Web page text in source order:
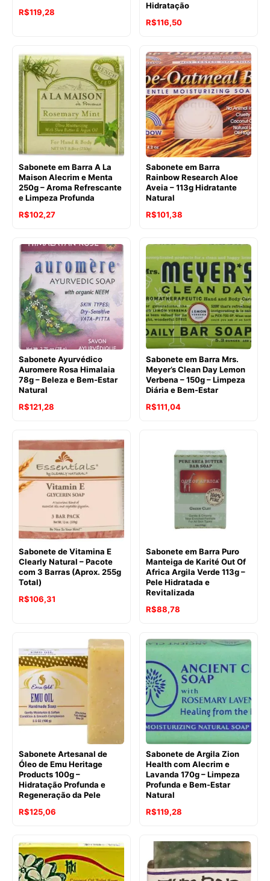
R$119,28
Hidratação
O
original
era:
R$143,17.
R$116,50O
atual
é:
R$116,50.
Sabonete em Barra A La
Maison Alecrim e Menta
250g – Aroma Refrescante
e Limpeza Profunda
O
original
R$121,70.
R$102,27O
atual
é:
R$102,27.
Sabonete em Barra
Rainbow Research Aloe
Aveia – 113g Hidratante
Natural
R$101,38
Sabonete Ayurvédico
Auromere Rosa Himalaia
78g – Beleza e Bem-Estar
Natural
O
original
era:
R$154,88.
R$121,28
atual
é:
R$121,28.
Sabonete em Barra Mrs.
Meyer’s Clean Day Lemon
Verbena – 150g – Limpeza
Diária e Bem-Estar
O
R$121,70.
R$111,04O
é:
R$111,04.
Sabonete de Vitamina E
Clearly Natural – Pacote
com 3 Barras (Aprox. 255g
Total)
O
R$131,15.
R$106,31
R$106,31.
Sabonete em Barra Puro
Manteiga de Karité Out Of
Africa Argila Verde 113g –
Pele Hidratada e
Revitalizada
O
original
R$112,67.
R$88,78
atual
R$88,78.
Sabonete Artesanal de
Óleo de Emu Heritage
Products 100g –
Hidratação Profunda e
Regeneração da Pele
O
original
era:
R$128,47.
R$125,06
atual
é:
R$125,06.
Sabonete de Argila Zion
Health com Alecrim e
Lavanda 170g – Limpeza
Profunda e Bem-Estar
Natural
R$119,28